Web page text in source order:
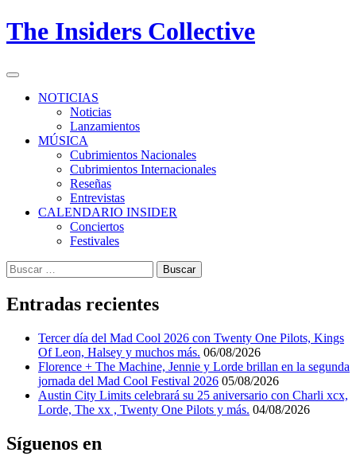
Skip
to
The Insiders Collective
Primary
NOTICIAS
Noticias
Lanzamientos
MÚSICA
Cubrimientos Nacionales
Cubrimientos Internacionales
Reseñas
Entrevistas
CALENDARIO INSIDER
Conciertos
Festivales
Buscar:
Entradas recientes
Tercer día del Mad Cool 2026 con Twenty One Pilots, Kings
Of Leon, Halsey y muchos más. 06/08/2026
Florence + The Machine, Jennie y Lorde brillan en la segunda
jornada del Mad Cool Festival 2026 05/08/2026
Austin City Limits celebrará su 25 aniversario con Charli xcx,
Lorde, The xx , Twenty One Pilots y más. 04/08/2026
Síguenos en